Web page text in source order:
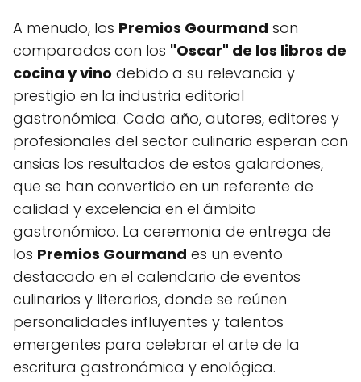
A menudo, los Premios Gourmand son
comparados con los "Oscar" de los libros de
cocina y vino debido a su relevancia y
prestigio en la industria editorial
gastronómica. Cada año, autores, editores y
profesionales del sector culinario esperan con
ansias los resultados de estos galardones,
que se han convertido en un referente de
calidad y excelencia en el ámbito
gastronómico. La ceremonia de entrega de
los Premios Gourmand es un evento
destacado en el calendario de eventos
culinarios y literarios, donde se reúnen
personalidades influyentes y talentos
emergentes para celebrar el arte de la
escritura gastronómica y enológica.